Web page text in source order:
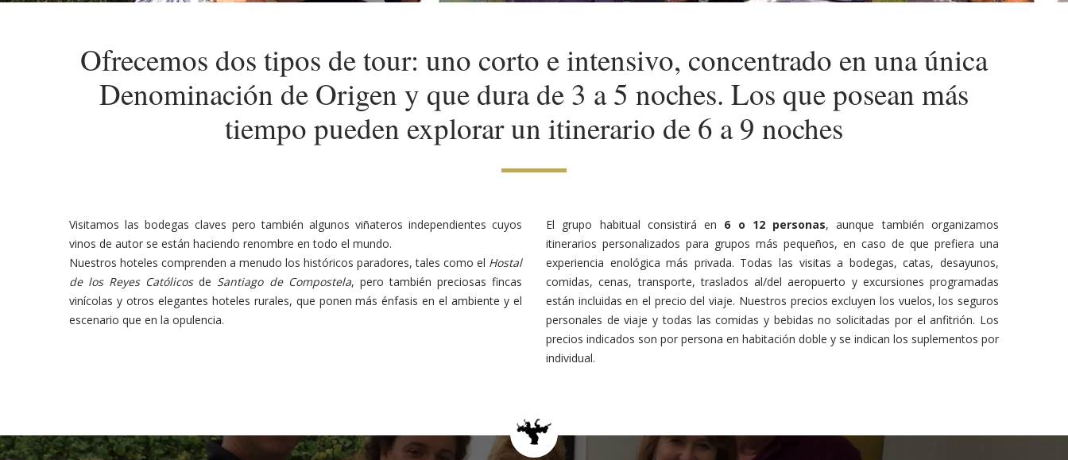
Ofrecemos dos tipos de tour: uno corto e intensivo, concentrado en una única
Denominación de Origen y que dura de 3 a 5 noches. Los que posean más
tiempo pueden explorar un itinerario de 6 a 9 noches
Visitamos las bodegas claves pero también algunos viñateros independientes cuyos
vinos de autor se están haciendo renombre en todo el mundo.
Nuestros hoteles comprenden a menudo los históricos paradores, tales como el Hostal
de los Reyes Católicosde Santiago de Compostela, pero también preciosas fincas
vinícolas y otros elegantes hoteles rurales, que ponen más énfasis en el ambiente y el
escenario que en la opulencia.
El grupo habitual consistirá en 6 o 12 personas, aunque también organizamos
itinerarios personalizados para grupos más pequeños, en caso de que prefiera una
experiencia enológica más privada. Todas las visitas a bodegas, catas, desayunos,
comidas, cenas, transporte, traslados al/del aeropuerto y excursiones programadas
están incluidas en el precio del viaje. Nuestros precios excluyen los vuelos, los seguros
personales de viaje y todas las comidas y bebidas no solicitadas por el anfitrión. Los
precios indicados son por persona en habitación doble y se indican los suplementos por
individual.